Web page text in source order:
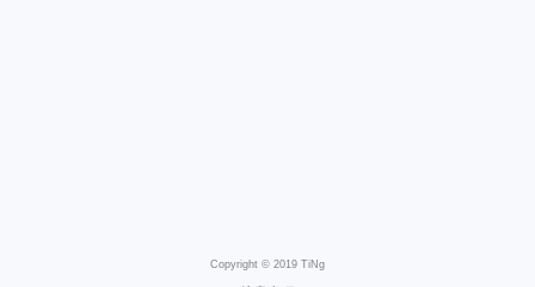
Copyright © 2019 TiNg